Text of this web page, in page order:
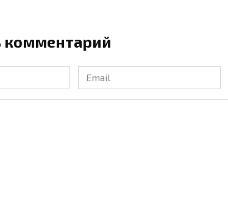
комментарий
Email
*